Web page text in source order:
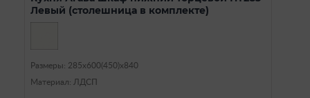
Левый (столешница в комплекте)
Размеры: 285х600(450)х840
Материал: ЛДСП